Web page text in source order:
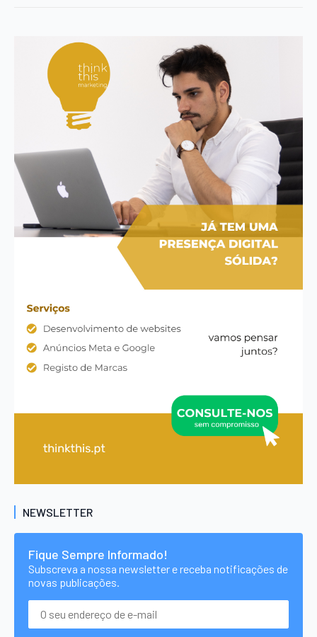
NEWSLETTER
Fique Sempre Informado!
Subscreva a nossa newsletter e receba notificações de
novas publicações.